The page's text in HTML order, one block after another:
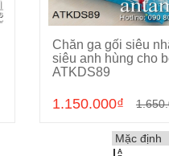
Chọn sản
Chăn ga gối siêu
siêu anh hùng cho
ATKDS89
1.150.000₫